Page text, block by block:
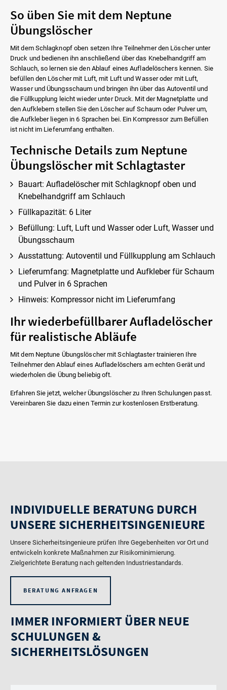
So üben Sie mit dem Neptune
Übungslöscher
Mit dem Schlagknopf oben setzen Ihre Teilnehmer den Löscher unter
Druck und bedienen ihn anschließend über das Knebelhandgriff am
Schlauch, so lernen sie den Ablauf eines Aufladelöschers kennen. Sie
befüllen den Löscher mit Luft, mit Luft und Wasser oder mit Luft,
Wasser und Übungsschaum und bringen ihn über das Autoventil und
die Füllkupplung leicht wieder unter Druck. Mit der Magnetplatte und
den Aufklebern stellen Sie den Löscher auf Schaum oder Pulver um,
die Aufkleber liegen in 6 Sprachen bei. Ein Kompressor zum Befüllen
ist nicht im Lieferumfang enthalten.
Technische Details zum Neptune
Übungslöscher mit Schlagtaster
Bauart: Aufladelöscher mit Schlagknopf oben und
Knebelhandgriff am Schlauch
Füllkapazität: 6 Liter
Befüllung: Luft, Luft und Wasser oder Luft, Wasser und
Übungsschaum
Ausstattung: Autoventil und Füllkupplung am Schlauch
Lieferumfang: Magnetplatte und Aufkleber für Schaum
und Pulver in 6 Sprachen
Hinweis: Kompressor nicht im Lieferumfang
Ihr wiederbefüllbarer Aufladelöscher
für realistische Abläufe
Mit dem Neptune Übungslöscher mit Schlagtaster trainieren Ihre
Teilnehmer den Ablauf eines Aufladelöschers am echten Gerät und
wiederholen die Übung beliebig oft.
Erfahren Sie jetzt, welcher Übungslöscher zu Ihren Schulungen passt.
Vereinbaren Sie dazu einen Termin zur kostenlosen Erstberatung.
INDIVIDUELLE BERATUNG DURCH
UNSERE SICHERHEITSINGENIEURE
Unsere Sicherheitsingenieure prüfen Ihre Gegebenheiten vor Ort und
entwickeln konkrete Maßnahmen zur Risikominimierung.
Zielgerichtete Beratung nach geltenden Industriestandards.
BERATUNG ANFRAGEN
IMMER INFORMIERT ÜBER NEUE
SCHULUNGEN &
SICHERHEITSLÖSUNGEN